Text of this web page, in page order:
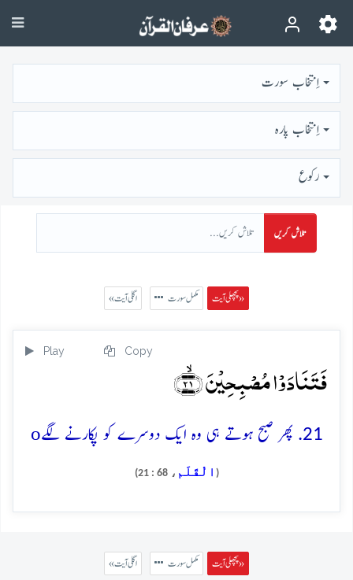
اِنتخاب سورت
اِنتخاب پارہ
رُكوع
تلاش کریں
پچھلی آیت » مکمل سورت « اگلی آیت
Play Copy
فَتَنَادَوۡا مُصۡبِحِیۡنَ ﴿ۙ۲۱﴾
21. پھر صبح ہوتے ہی وہ ایک دوسرے کو پکارنے لگے o
( الْقَلَم ، 68 : 21)
پچھلی آیت » مکمل سورت « اگلی آیت